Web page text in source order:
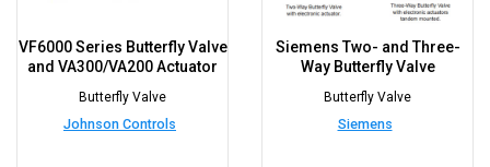
VF6000 Series Butterfly Valve
and VA300/VA200 Actuator
Butterfly Valve
Johnson Controls
Siemens Two- and Three-
Way Butterfly Valve
Butterfly Valve
Siemens